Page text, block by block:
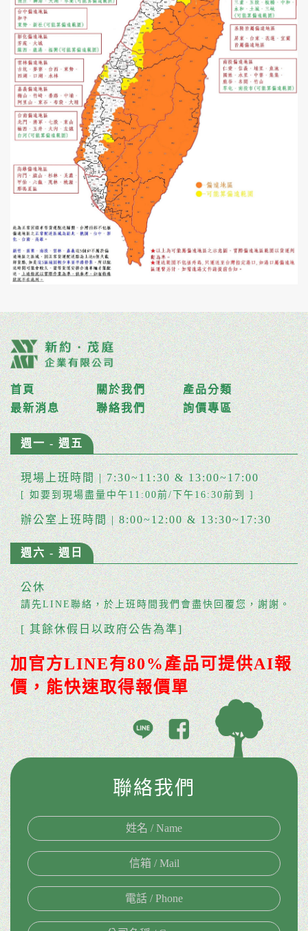
首頁 關於我們
產品分類
最新消息
聯絡我們 詢價專區
週一 - 週五
現場上班時間 | 7:30~11:30 & 13:00~17:00
[ 如要到現場盡量中午11:00前/下午16:30前到 ]
辦公室上班時間 | 8:00~12:00 & 13:30~17:30
週六 - 週日
公休
請先LINE聯絡，於上班時間我們會盡快回覆您，謝謝。
[ 其餘休假日以政府公告為準]
加官方LINE有80%產品可提供AI報
價，能快速取得報價單
聯絡我們